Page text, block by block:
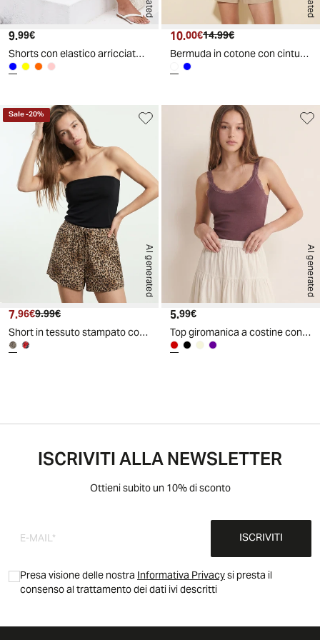
Prezzo attuale
9.99€
Shorts con elastico arricciato in vita - Blu
Prezzo attuale
10.00€ Prezzo originale
14.99€
Bermuda in cotone con cintura - Beige corda
AI generated
Sale-20%
Prezzo attuale
7.96€ Prezzo originale
9.99€
Short in tessuto stampato con vita arricciata
AI generated
Prezzo attuale
5.99€
Top giromanica a costine con pizzo - Rosso amarena
ISCRIVITI ALLA NEWSLETTER
Ottieni subito un 10% di sconto
ISCRIVITI
Presa visione delle nostraInformativa Privacysi presta il
consenso al trattamento dei dati ivi descritti